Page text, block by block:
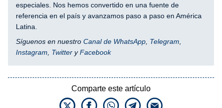
especiales. Nos hemos convertido en una fuente de
referencia en el país y avanzamos paso a paso en América
Latina.
Síguenos en nuestro Canal de WhatsApp, Telegram,
Instagram, Twitter yFacebook
Comparte este artículo